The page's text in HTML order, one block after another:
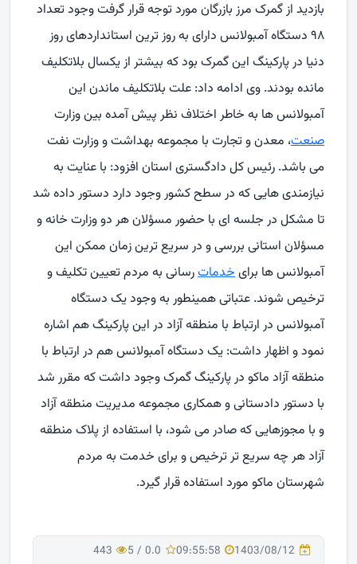
بازدید از گمرک مرز بازرگان مورد توجه قرار گرفت وجود تعداد
۹۸ دستگاه آمبولانس دارای به روز ترین استانداردهای روز
دنیا در پارکینگ این گمرک بود که بیشتر از یکسال بلاتکلیف
مانده بودند. وی ادامه داد: علت بلاتکلیف ماندن این
آمبولانس ها به خاطر اختلاف نظر پیش آمده بین وزارت
صنعت، معدن و تجارت با مجموعه بهداشت و وزارت نفت
می باشد. رئیس کل دادگستری استان افزود: با عنایت به
نیازمندی هایی که در سطح کشور وجود دارد دستور داده شد
تا مشکل در جلسه ای با حضور مسؤلان هر دو وزارت خانه و
مسؤلان استانی بررسی و در سریع ترین زمان ممکن این
آمبولانس ها برایخدماترسانی به مردم تعیین تکلیف و
ترخیص شوند. عتباتی همینطور به وجود یک دستگاه
آمبولانس در ارتباط با منطقه آزاد در این پارکینگ هم اشاره
نمود و اظهار داشت: یک دستگاه آمبولانس هم در ارتباط با
منطقه آزاد ماکو در پارکینگ گمرک وجود داشت که مقرر شد
با دستور دادستانی و همکاری مجموعه مدیریت منطقه آزاد
و با مجوزهایی که صادر می شود، با استفاده از پلاک منطقه
آزاد هر چه سریع تر ترخیص و برای خدمت به مردم
شهرستان ماکو مورد استفاده قرار گیرد.
1403/08/12
09:55:58
0.0
/
5
443